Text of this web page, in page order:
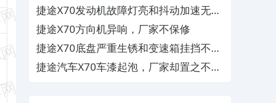
4S店需自费维修
捷途X70发动机故障灯亮和抖动加速无力
及三缸失火，要求4S店予以质保
捷途X70方向机异响，厂家不保修
捷途X70底盘严重生锈和变速箱挂挡不到
位及方向盘异响，4S店不予保修其服务
捷途汽车X70车漆起泡，厂家却置之不理